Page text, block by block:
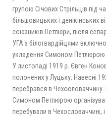
групою Січових Стрільців під
більшовицьких і денікінських
союзників Петлюри, після
УГА з білогвардійцями
укладення Симоном Петлюрою
У листопаді 1919 р. Євген
полонених у Луцьку. Навесні
перебрався в Чехословаччину.
Симоном Петлюрою
перебували в Чехословаччині,